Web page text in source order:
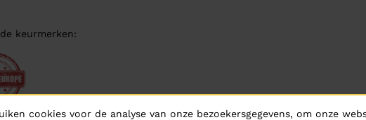
keurmerken:
cookies voor de analyse van onze bezoekersgegevens, om onze